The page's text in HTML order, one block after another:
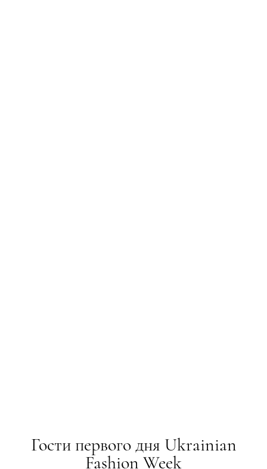
Гости первого дня Ukrainian
Fashion Week